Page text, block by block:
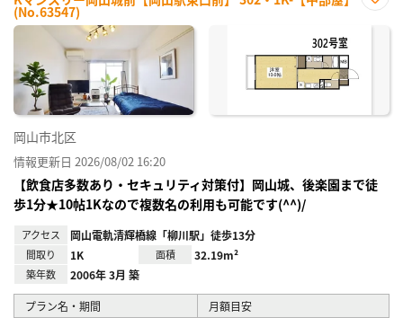
(No.63547)
に入
岡山市北区
情報更新日 2026/08/02 16:20
【飲食店多数あり・セキュリティ対策付】岡山城、後楽園まで徒
歩1分★10帖1Kなので複数名の利用も可能です(^^)/
アクセス 岡山電軌清輝橋線「柳川駅」徒歩13分
間取り 1K 面積 32.19m²
築年数 2006年 3月 築
プラン名・期間 月額目安